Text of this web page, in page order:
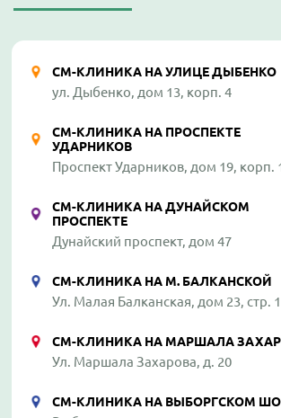
СМ-КЛИНИКА НА УЛИЦЕ ДЫБЕНКО
ул. Дыбенко, дом 13, корп. 4
СМ-КЛИНИКА НА ПРОСПЕКТЕ
УДАРНИКОВ
Проспект Ударников, дом 19, корп.
СМ-КЛИНИКА НА ДУНАЙСКОМ
ПРОСПЕКТЕ
Дунайский проспект, дом 47
СМ-КЛИНИКА НА М. БАЛКАНСКОЙ
Ул. Малая Балканская, дом 23, стр. 1
СМ-КЛИНИКА НА МАРШАЛА
Ул. Маршала Захарова, д. 20
СМ-КЛИНИКА НА ВЫБОРГСКОМ